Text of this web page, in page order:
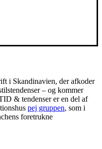
i Skandinavien, der afkoder
– og kommer
& tendenser er en del af
pej gruppen, som i
foretrukne